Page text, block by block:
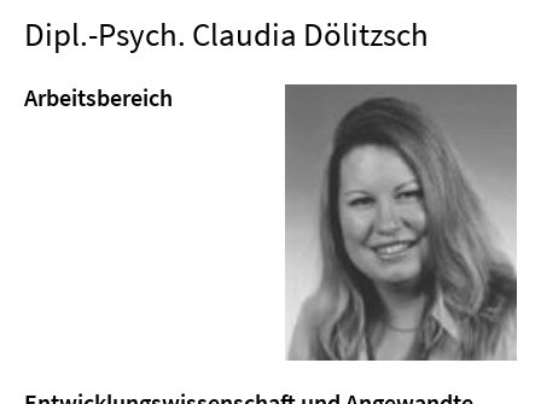
Dipl.-Psych. Claudia Dölitzsch
Arbeitsbereich